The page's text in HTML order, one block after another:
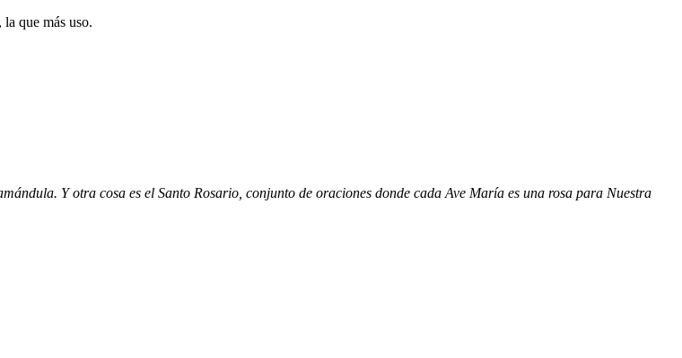
la que más uso.
Y otra cosa es el Santo Rosario, conjunto de oraciones donde cada Ave María es una rosa para Nuestra